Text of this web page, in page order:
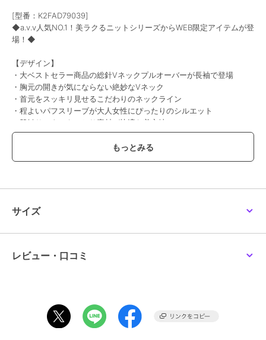
[型番：K2FAD79039]
◆a.v.v人気NO.1！美ラクるニットシリーズからWEB限定アイテムが登
場！◆
【デザイン】
・大ベストセラー商品の総針Vネックプルオーバーが長袖で登場
・胸元の開きが気にならない絶妙なVネック
・首元をスッキリ見せるこだわりのネックライン
・程よいパフスリーブが大人女性にぴったりのシルエット
・肌触りのよいもっちり素材が快適な着心地
・トレンドに左右されにくいデザインで、長く愛用出来るアイテム
・手持ちのアイテムとの合わせやすさも魅力です
・オフィスからお出かけまでシーンを選ばず活躍します
・ご家庭の洗濯機で洗えます
・肌触りの良いもっちりしたニット
ポイント。
サイズ
レビュー・口コミ